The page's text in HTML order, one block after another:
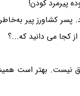
پیرمرد کودن!
پسر کشاورز پیر
کجا می دانید که...؟
بهتر است